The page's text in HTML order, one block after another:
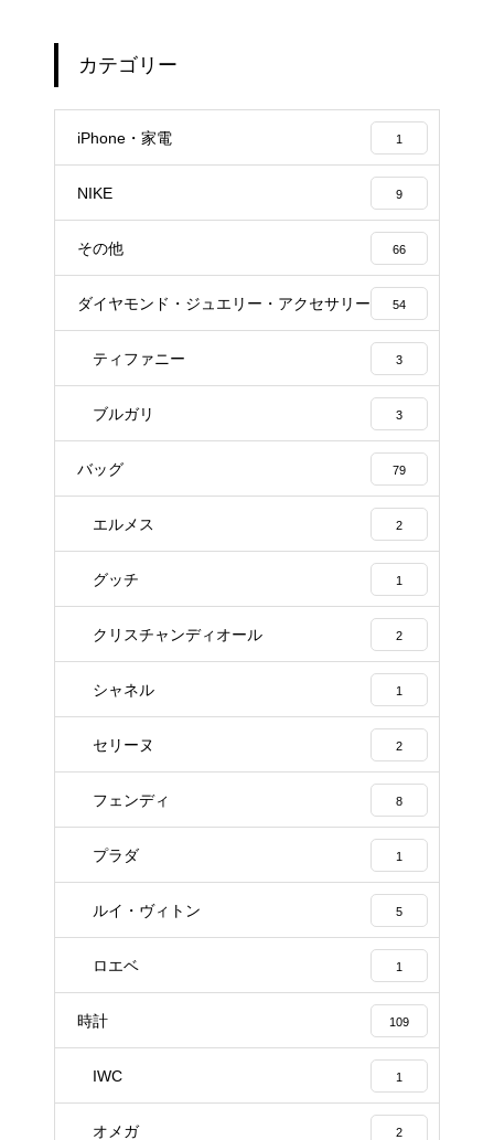
カテゴリー
iPhone・家電 1
NIKE 9
その他 66
ダイヤモンド・ジュエリー・アクセサリー 54
ティファニー 3
ブルガリ 3
バッグ 79
エルメス 2
グッチ 1
クリスチャンディオール 2
シャネル 1
セリーヌ 2
フェンディ 8
プラダ 1
ルイ・ヴィトン 5
ロエベ 1
時計 109
IWC 1
オメガ 2